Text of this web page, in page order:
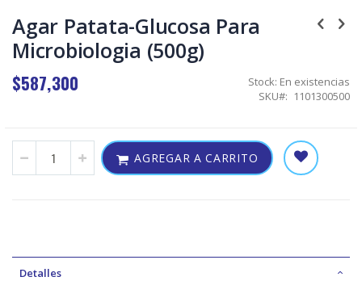
to
the
beginning
of
the
images
Agar Patata-Glucosa Para
Microbiologia (500g)
$587,300 Stock: En existencias
SKU
1101300500
AGREGAR A CARRITO
Detalles